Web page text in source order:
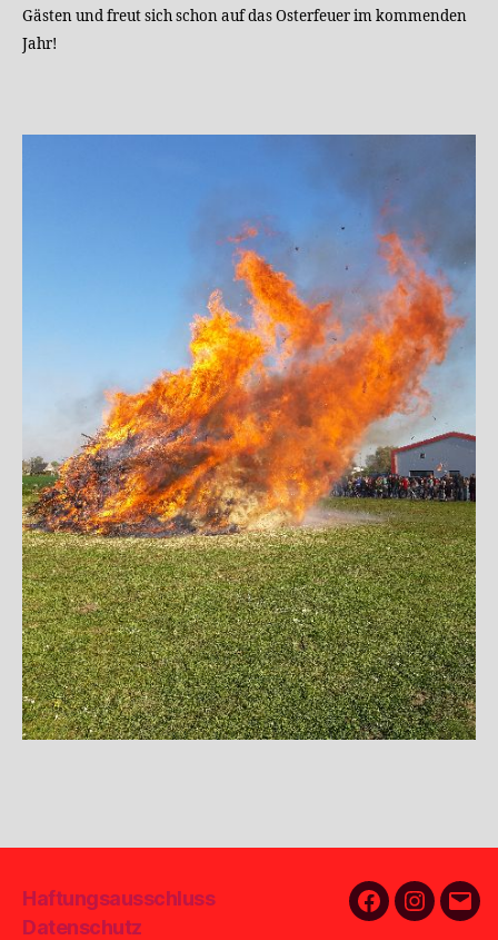
Gästen und freut sich schon auf das Osterfeuer im kommenden
Jahr!
Haftungsausschluss
Datenschutz
FacebookE-